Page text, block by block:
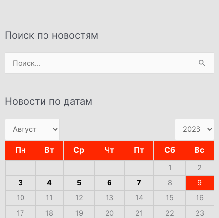
Поиск по новостям
Поиск:
Новости по датам
Пн Вт Ср Чт Пт Сб Вс
1
2
3
4 5 6 7 8
9
10
11 12 13 14 15
16
17
18 19 20 21 22
23